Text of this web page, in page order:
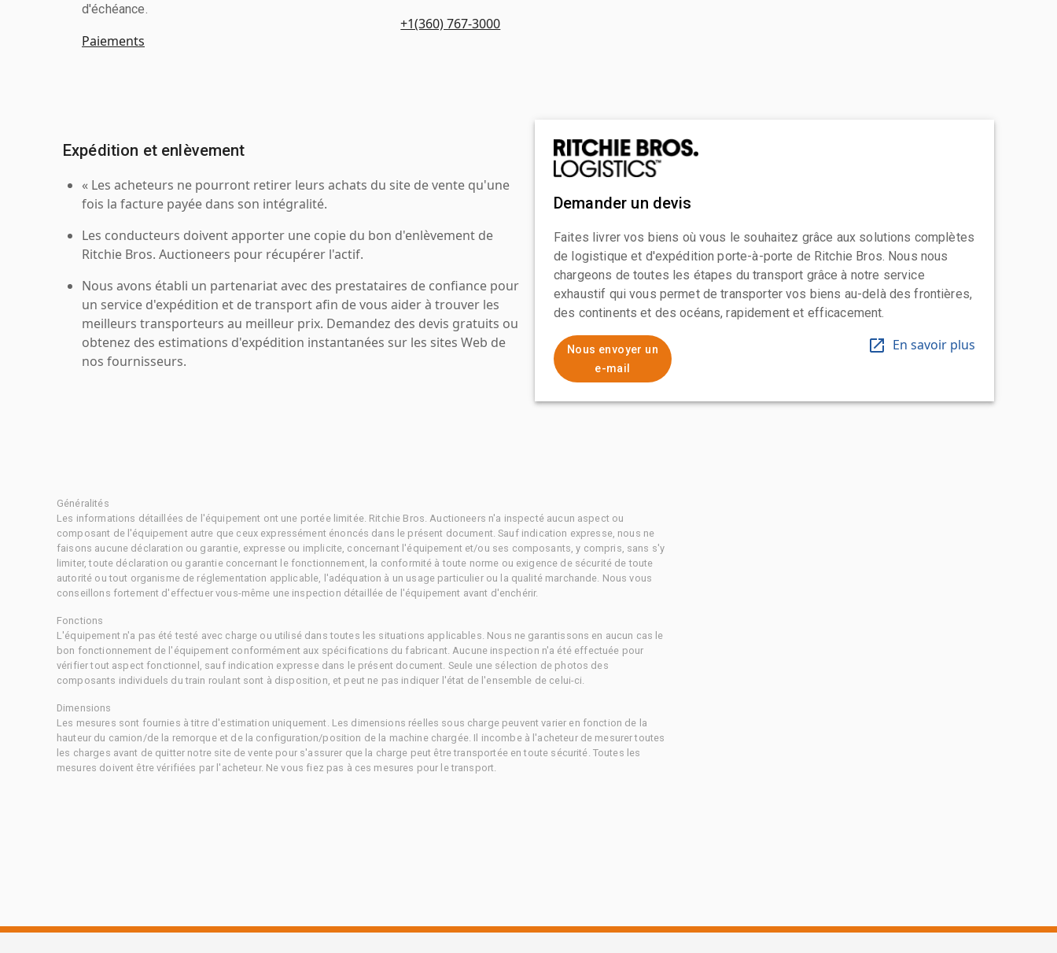
d'échéance.
Paiements
+1(360) 767-3000
Expédition et enlèvement
« Les acheteurs ne pourront retirer leurs achats du site de vente qu'une
fois la facture payée dans son intégralité.
Les conducteurs doivent apporter une copie du bon d'enlèvement de
Ritchie Bros. Auctioneers pour récupérer l'actif.
Nous avons établi un partenariat avec des prestataires de confiance pour
un service d'expédition et de transport afin de vous aider à trouver les
meilleurs transporteurs au meilleur prix. Demandez des devis gratuits ou
obtenez des estimations d'expédition instantanées sur les sites Web de
nos fournisseurs.
Demander un devis
Faites livrer vos biens où vous le souhaitez grâce aux solutions complètes
de logistique et d'expédition porte-à-porte de Ritchie Bros. Nous nous
chargeons de toutes les étapes du transport grâce à notre service
exhaustif qui vous permet de transporter vos biens au-delà des frontières,
des continents et des océans, rapidement et efficacement.
Nous envoyer un
e-mail
En savoir plus
Généralités
Les informations détaillées de l'équipement ont une portée limitée. Ritchie Bros. Auctioneers n'a inspecté aucun aspect ou
composant de l'équipement autre que ceux expressément énoncés dans le présent document. Sauf indication expresse, nous ne
faisons aucune déclaration ou garantie, expresse ou implicite, concernant l'équipement et/ou ses composants, y compris, sans s'y
limiter, toute déclaration ou garantie concernant le fonctionnement, la conformité à toute norme ou exigence de sécurité de toute
autorité ou tout organisme de réglementation applicable, l'adéquation à un usage particulier ou la qualité marchande. Nous vous
conseillons fortement d'effectuer vous-même une inspection détaillée de l'équipement avant d'enchérir.
Fonctions
L'équipement n'a pas été testé avec charge ou utilisé dans toutes les situations applicables. Nous ne garantissons en aucun cas le
bon fonctionnement de l'équipement conformément aux spécifications du fabricant. Aucune inspection n'a été effectuée pour
vérifier tout aspect fonctionnel, sauf indication expresse dans le présent document. Seule une sélection de photos des
composants individuels du train roulant sont à disposition, et peut ne pas indiquer l'état de l'ensemble de celui-ci.
Dimensions
Les mesures sont fournies à titre d'estimation uniquement. Les dimensions réelles sous charge peuvent varier en fonction de la
hauteur du camion/de la remorque et de la configuration/position de la machine chargée. Il incombe à l'acheteur de mesurer toutes
les charges avant de quitter notre site de vente pour s'assurer que la charge peut être transportée en toute sécurité. Toutes les
mesures doivent être vérifiées par l'acheteur. Ne vous fiez pas à ces mesures pour le transport.